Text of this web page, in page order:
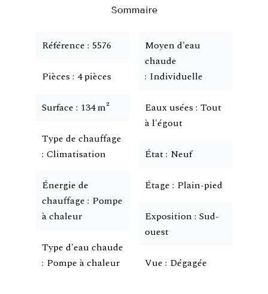
Sommaire
Référence 5576
Pièces 4 pièces
Surface 134 m²
Type de chauffage
Climatisation
Énergie de
chauffage Pompe
à chaleur
Type d'eau chaude
Pompe à chaleur
Moyen d'eau
chaude
Individuelle
Eaux usées Tout
à l'égout
État Neuf
Étage Plain-pied
Exposition Sud-
ouest
Vue Dégagée